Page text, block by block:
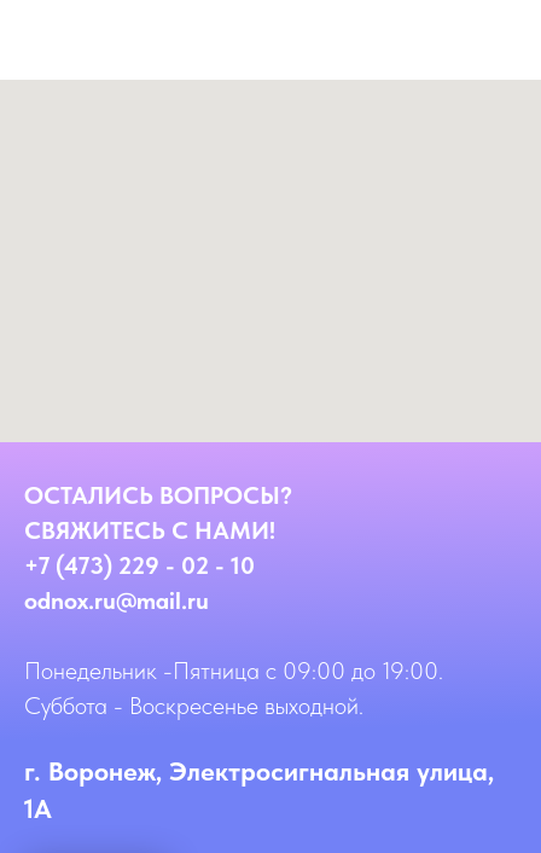
ОСТАЛИСЬ ВОПРОСЫ?
СВЯЖИТЕСЬ С НАМИ!
+7 (473) 229 - 02 - 10
odnox.ru@mail.ru
Понедельник -Пятница с 09:00 до 19:00.
Суббота - Воскресенье выходной.
г. Воронеж, Электросигнальная улица,
1А